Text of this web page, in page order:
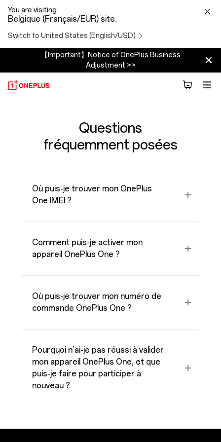
FAQ
You are visiting
Belgique (Français/EUR) site.
Switch to United States (English/USD)
【Important】Notice of OnePlus Business
Adjustment >>
Questions
fréquemment posées
Où puis-je trouver mon OnePlus
One IMEI ?
Comment puis-je activer mon
appareil OnePlus One ?
Où puis-je trouver mon numéro de
commande OnePlus One ?
Pourquoi n’ai-je pas réussi à valider
mon appareil OnePlus One, et que
puis-je faire pour participer à
nouveau ?